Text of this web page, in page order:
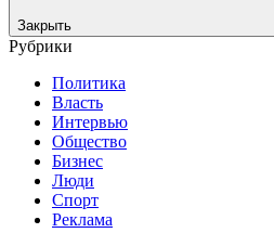
Закрыть
Рубрики
Политика
Власть
Интервью
Общество
Бизнес
Люди
Спорт
Реклама